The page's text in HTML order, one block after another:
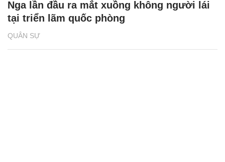
QUÂN SỰ
Nga lần đầu ra mắt xuồng không người lái
tại triển lãm quốc phòng